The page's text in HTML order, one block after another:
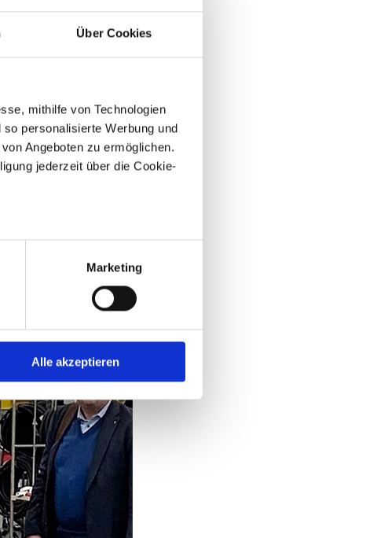
Über Cookies
mithilfe von Technologien
personalisierte Werbung und
Angeboten zu ermöglichen.
jederzeit über die Cookie-
sein können
Ihre Präferenzen imAbschnitt
KG, nutzen für
personalisiert, Funktionen
wir Informationen zu Ihrer
weiter, ggf. auch außerhalb
Partner mit weiteren Daten
Ihrer auf dieser Webseite
auf "Alles akzeptieren"
USA verarbeitet werden.
unzureichendem
US-Behörden, zu Kontroll-
Marketing
Alle akzeptieren